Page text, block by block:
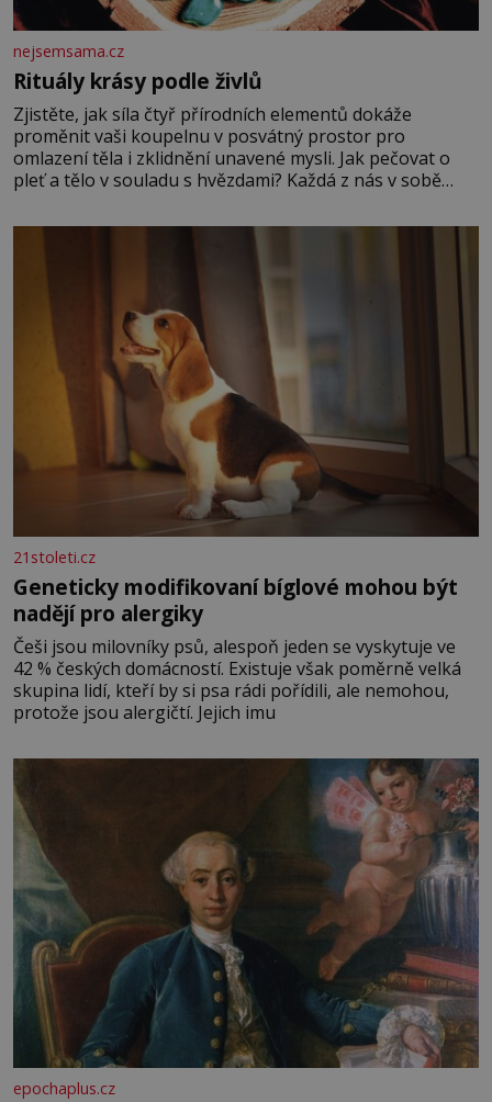
nejsemsama.cz
Rituály krásy podle živlů
Zjistěte, jak síla čtyř přírodních elementů dokáže
proměnit vaši koupelnu v posvátný prostor pro
omlazení těla i zklidnění unavené mysli. Jak pečovat o
pleť a tělo v souladu s hvězdami? Každá z nás v sobě
povaze, ale i v potřebách naší pokožky. Ohnivá znamení
Ženy narozené ve znamení Berana, Lva a Střelce v sobě
nesou žár, odvahu a neutuchající elán. Vaše
21stoleti.cz
Geneticky modifikovaní bíglové mohou být
nadějí pro alergiky
Češi jsou milovníky psů, alespoň jeden se vyskytuje ve
42 % českých domácností. Existuje však poměrně velká
skupina lidí, kteří by si psa rádi pořídili, ale nemohou,
protože jsou alergičtí. Jejich imu
epochaplus.cz